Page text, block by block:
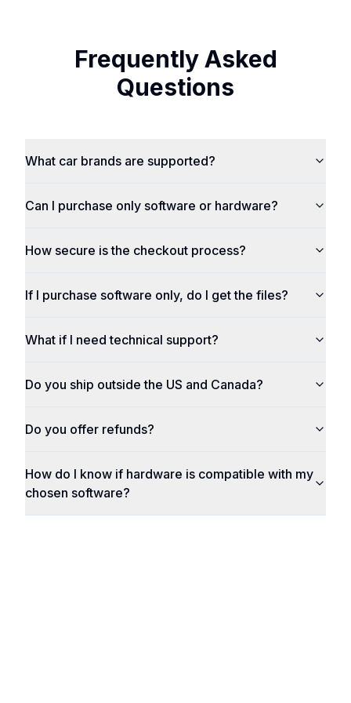
Frequently Asked
Questions
What car brands are supported?
Can I purchase only software or hardware?
How secure is the checkout process?
If I purchase software only, do I get the files?
What if I need technical support?
Do you ship outside the US and Canada?
Do you offer refunds?
How do I know if hardware is compatible with my
chosen software?